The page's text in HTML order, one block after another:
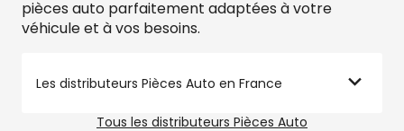
pièces auto parfaitement adaptées à votre
véhicule et à vos besoins.
Les distributeurs Pièces Auto en France
Tous les distributeurs Pièces Auto